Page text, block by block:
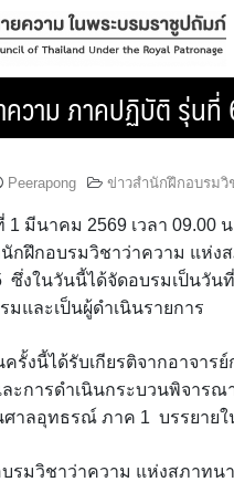
ความ ภาคปฏิบัติ รุ่น
Peerapong ข่าวสำนักฝึกอบรมวิ
1 มีนาคม 2569 เวลา
กฝึกอบรมวิชาว่าความ แห่
ซึ่งในวันนี้ได้จัดอบรมเป็นวัน
มและเป็นผู้ดำเนินรายการ
ครั้งนี้ได้รับเกียรติจากอาจ
ละการดำเนินกระบวนพิจาร
าลอุทธรณ์ ภาค 1 บรรยายใ
รมวิชาว่าความ แห่งสภาท